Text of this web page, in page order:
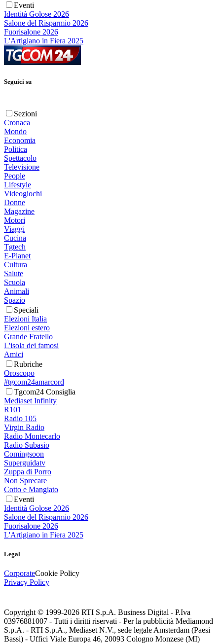
Eventi
Identità Golose 2026
Salone del Risparmio 2026
Fuorisalone 2026
L'Artigiano in Fiera 2025
Seguici su
Sezioni
Cronaca
Mondo
Economia
Politica
Spettacolo
Televisione
People
Lifestyle
Videogiochi
Donne
Magazine
Motori
Viaggi
Cucina
Tgtech
E-Planet
Cultura
Salute
Scuola
Animali
Spazio
Speciali
Elezioni Italia
Elezioni estero
Grande Fratello
L'isola dei famosi
Amici
Rubriche
Oroscopo
#tgcom24amarcord
Tgcom24 Consiglia
Mediaset Infinity
R101
Radio 105
Virgin Radio
Radio Montecarlo
Radio Subasio
Comingsoon
Superguidatv
Zuppa di Porro
Non Sprecare
Cotto e Mangiato
Eventi
Identità Golose 2026
Salone del Risparmio 2026
Fuorisalone 2026
L'Artigiano in Fiera 2025
Legal
CorporateCookie Policy
Privacy Policy
Copyright © 1999-2026 RTI S.p.A. Business Digital - P.Iva
03976881007 - Tutti i diritti riservati - Per la pubblicità Mediamond
S.p.A. - RTI S.p.A., Mediaset N.V., sede legale Amsterdam (Paesi
Bassi) - Uffici Viale Europa 46, 20093 Cologno Monzese (MI)